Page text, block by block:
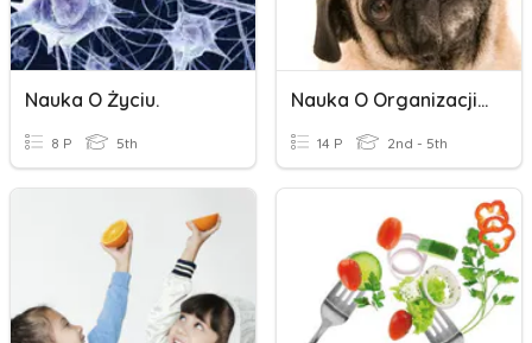
Nauka O Życiu.
8 P 5th
Nauka O Organizacji Q2
14 P 2nd - 5th